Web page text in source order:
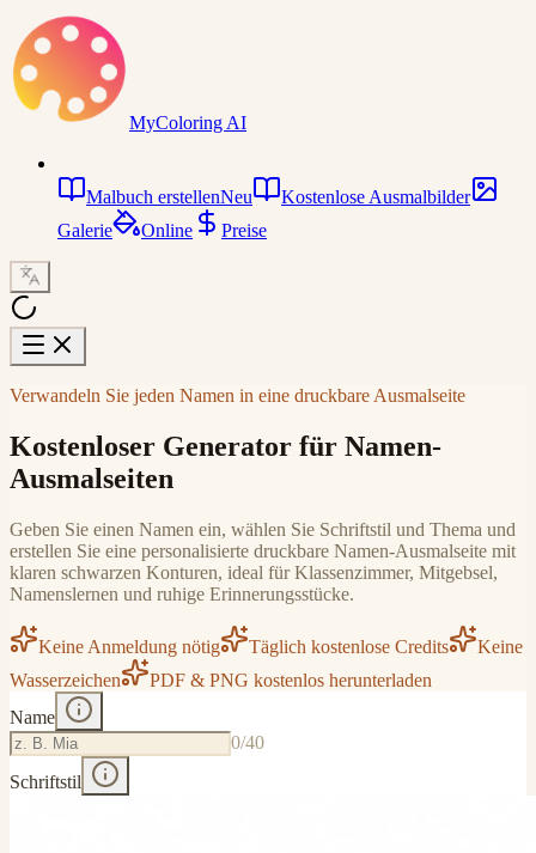
MyColoring AI
Malbuch erstellenNeu
Kostenlose Ausmalbilder
Galerie
Online Preise
Verwandeln Sie jeden Namen in eine druckbare Ausmalseite
Kostenloser Generator für Namen-
Ausmalseiten
Geben Sie einen Namen ein, wählen Sie Schriftstil und Thema und
erstellen Sie eine personalisierte druckbare Namen-Ausmalseite mit
klaren schwarzen Konturen, ideal für Klassenzimmer, Mitgebsel,
Namenslernen und ruhige Erinnerungsstücke.
Keine Anmeldung nötig Täglich kostenlose Credits
Keine
Wasserzeichen
PDF & PNG kostenlos herunterladen
Name
0/40
Schriftstil